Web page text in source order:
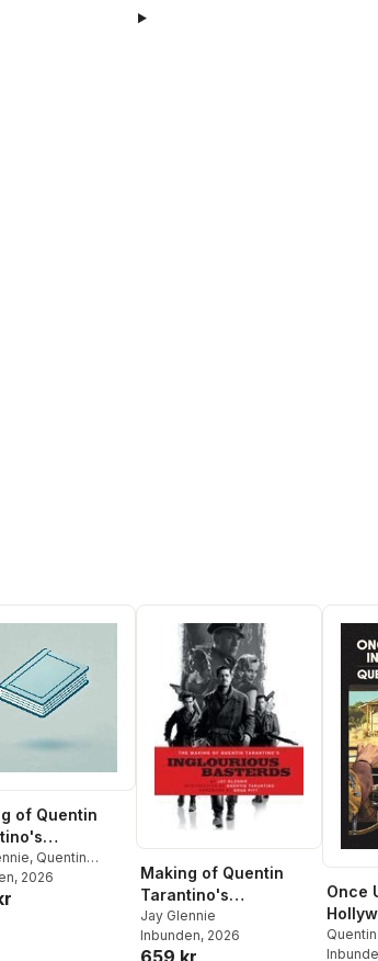
of Quentin
Basterds
, Quentin
, Brad Pitt
, 2026
Making of Quentin
Tarantino's
Inglourious Basterds
Jay Glennie
Inbunden, 2026
659 kr
Once